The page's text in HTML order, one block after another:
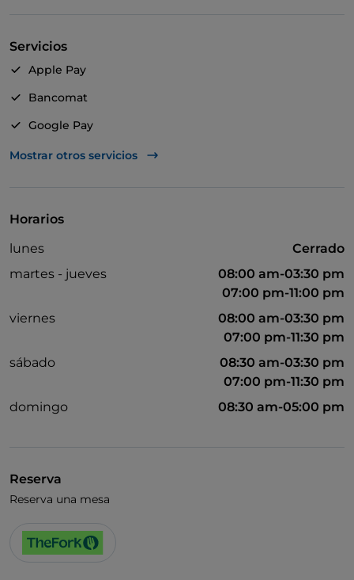
Servicios
Apple Pay
Bancomat
Google Pay
Mastercard
Se habla inglés
Mostrar otros servicios
Horarios
lunes
Cerrado
martes - jueves
08:00 am-03:30 pm
07:00 pm-11:00 pm
viernes
08:00 am-03:30 pm
07:00 pm-11:30 pm
sábado
08:30 am-03:30 pm
07:00 pm-11:30 pm
domingo
08:30 am-05:00 pm
Reserva
Reserva una mesa